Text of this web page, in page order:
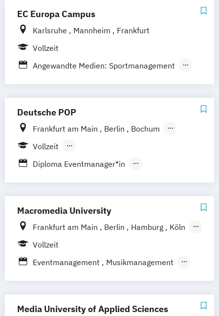
Kommunikation & Medienmanagement
Kommunikation & Medienmanagement
(duales Studium)
Kommunikationsmanagement
Marketing Veranstaltungsökonom (FH)
EC Europa Campus
Karlsruhe Mannheim
Frankfurt
Vollzeit
Angewandte Medien: Sportmanagement
Business Management:
Hotelmanagement und Eventmanagement
Industrial Management: Management und
Deutsche POP
Frankfurt am Main Berlin
Bochum
Bremen
Stuttgart
Vollzeit
Berufsbegleitender Präsenzlehrgang
Diploma Eventmanager*in
Music Management
Macromedia University
Frankfurt am Main Berlin Hamburg
Köln
Leipzig
Vollzeit
Eventmanagement
Musikmanagement
Media University of Applied Sciences